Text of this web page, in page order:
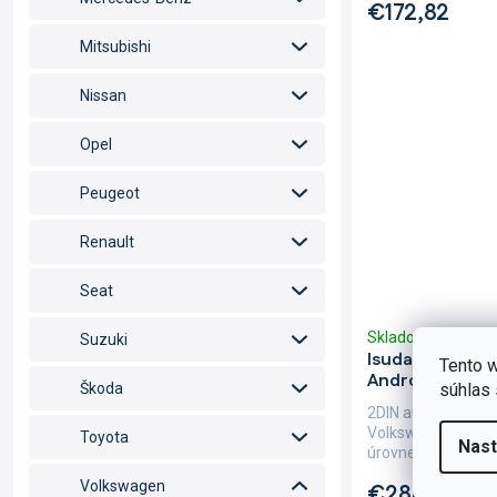
Tento
súhlas
Mitsubishi
Nissan
Opel
Peugeot
Renault
Seat
Suzuki
Škoda
Toyota
Volkswagen
€172,82
Isudar 2DIN
Android,
Skladom
2DIN autorádio
Volkswagen
úrovne zážitku s